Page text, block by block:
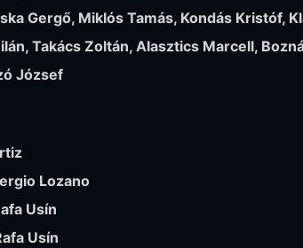
Gergő, Miklós Tamás, Kondás Kristóf,
Takács Zoltán, Alasztics Marcell,
József
Lozano
Usín
Usín